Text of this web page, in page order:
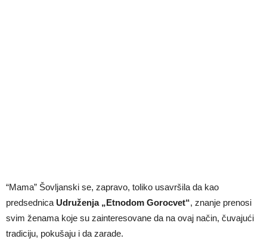
“Mama” Šovljanski se, zapravo, toliko usavršila da kao
predsednica Udruženja „Etnodom Gorocvet“, znanje prenosi
svim ženama koje su zainteresovane da na ovaj način, čuvajući
tradiciju, pokušaju i da zarade.